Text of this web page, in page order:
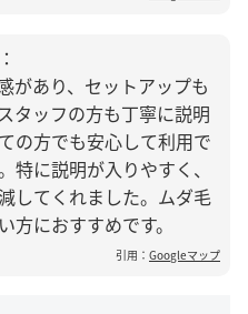
があり、セットアップも
タッフの方も丁寧に説明
の方でも安心して利用で
特に説明が入りやすく、
してくれました。ムダ毛
方におすすめです。
引用： Googleマップ